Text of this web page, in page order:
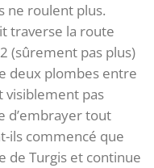
ne roulent plus.
traverse la route
(sûrement pas plus)
deux plombes entre
visiblement pas
d’embrayer tout
ils commencé que
de Turgis et continue